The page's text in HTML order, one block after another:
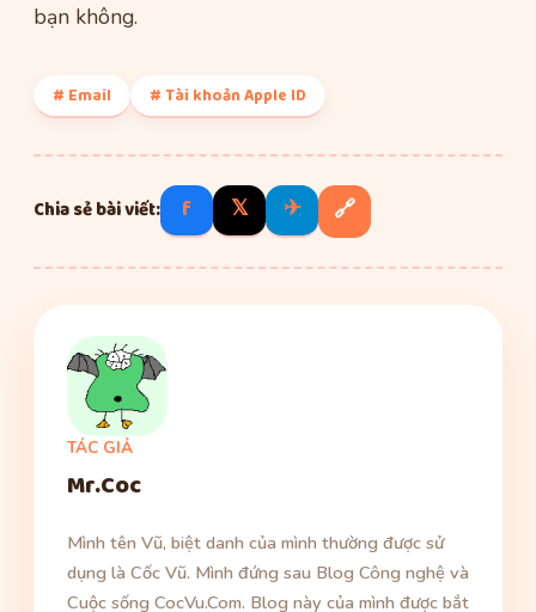
bạn không.
# Email # Tài khoản Apple ID
Chia sẻ bài viết: f 𝕏 ✈ 🔗
TÁC GIẢ
Mr.Coc
Mình tên Vũ, biệt danh của mình thường được sử
dụng là Cốc Vũ. Mình đứng sau Blog Công nghệ và
Cuộc sống CocVu.Com. Blog này của mình được bắt